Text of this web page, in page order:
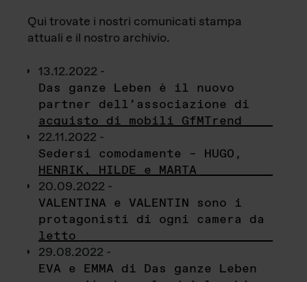
Qui trovate i nostri comunicati stampa
attuali e il nostro archivio.
13.12.2022 -
Das ganze Leben è il nuovo
partner dell’associazione di
acquisto di mobili GfMTrend
22.11.2022 -
Sedersi comodamente – HUGO,
HENRIK, HILDE e MARTA
20.09.2022 -
VALENTINA e VALENTIN sono i
protagonisti di ogni camera da
letto
29.08.2022 -
EVA e EMMA di Das ganze Leben